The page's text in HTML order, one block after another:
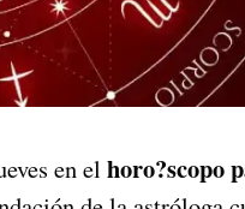
en el horo?scopo